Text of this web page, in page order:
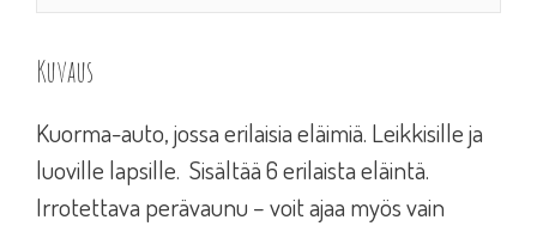
Kuvaus
Kuorma-auto, jossa erilaisia eläimiä. Leikkisille ja
luoville lapsille. Sisältää 6 erilaista eläintä.
Irrotettava perävaunu – voit ajaa myös vain